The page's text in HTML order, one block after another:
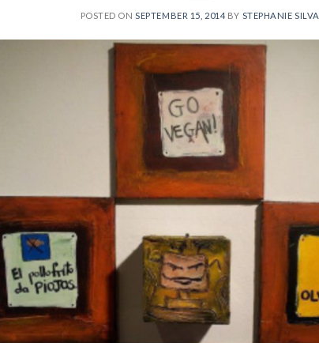
POSTED ONSEPTEMBER 15, 2014 BY STEPHANIE SILVA